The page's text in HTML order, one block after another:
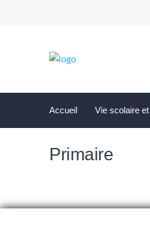
Accueil Vie scolaire
Primaire